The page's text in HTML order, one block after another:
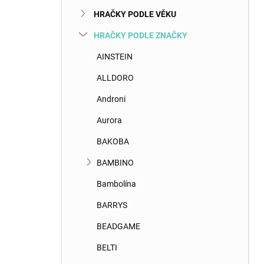
HRAČKY PODLE VĚKU
HRAČKY PODLE ZNAČKY
AINSTEIN
ALLDORO
Androni
Aurora
BAKOBA
BAMBINO
Bambolína
BARRYS
BEADGAME
BELTI